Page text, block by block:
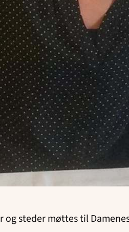
steder møttes til